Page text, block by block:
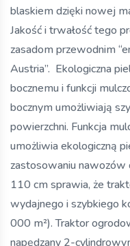
blaskiem dzięki nowej
Jakość i trwałość tego
zasadom przewodnim
Austria”. Ekologiczna
bocznemu i funkcji
bocznym umożliwiają
powierzchni. Funkcja
umożliwia ekologiczną
zastosowaniu nawozów
110 cm sprawia, że
wydajnego i szybkiego
000 m²). Traktor
napędzany 2-